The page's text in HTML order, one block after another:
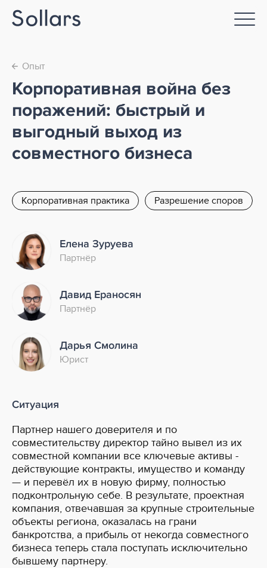
← Опыт
Корпоративная война без
поражений: быстрый и
выгодный выход из
совместного бизнеса
Корпоративная практика Разрешение споров
Елена Зуруева
Партнёр
Давид Ераносян
Партнёр
Дарья Смолина
Юрист
Ситуация
Партнер нашего доверителя и по
совместительству директор тайно вывел из их
совместной компании все ключевые активы -
действующие контракты, имущество и команду
— и перевёл их в новую фирму, полностью
подконтрольную себе. В результате, проектная
компания, отвечавшая за крупные строительные
объекты региона, оказалась на грани
банкротства, а прибыль от некогда совместного
бизнеса теперь стала поступать исключительно
бывшему партнеру.